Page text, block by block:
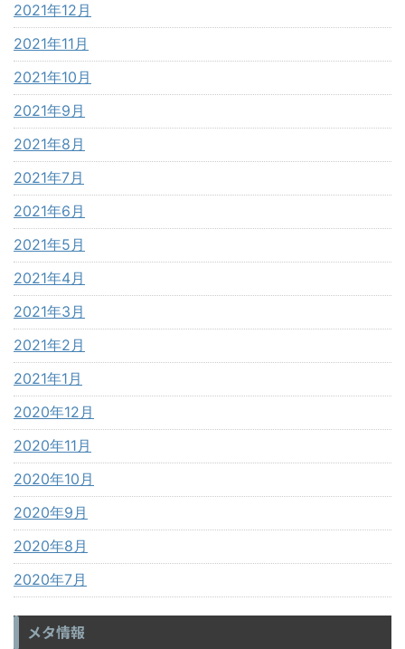
2021年12月
2021年11月
2021年10月
2021年9月
2021年8月
2021年7月
2021年6月
2021年5月
2021年4月
2021年3月
2021年2月
2021年1月
2020年12月
2020年11月
2020年10月
2020年9月
2020年8月
2020年7月
メタ情報